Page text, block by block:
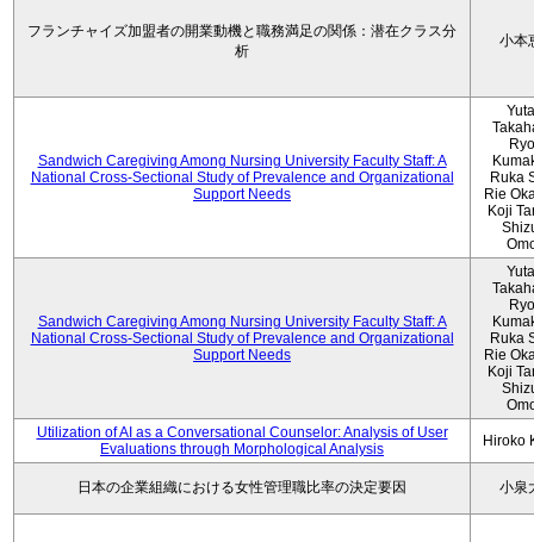
フランチャイズ加盟者の開業動機と職務満足の関係：潜在クラス分
析
小本
Sandwich Caregiving Among Nursing University Faculty Staff: A
National Cross-Sectional Study of Prevalence and Organizational
Support Needs
Ruka
Rie
Koji
Sandwich Caregiving Among Nursing University Faculty Staff: A
National Cross-Sectional Study of Prevalence and Organizational
Support Needs
Ruka
Rie
Koji
Utilization of AI as a Conversational Counselor: Analysis of User
Evaluations through Morphological Analysis
Hiroko
日本の企業組織における女性管理職比率の決定要因 小泉